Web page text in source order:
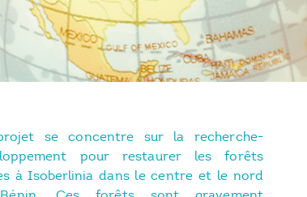
se concentre sur la recherche-
pour restaurer les forêts
à Isoberlinia dans le centre et le nord